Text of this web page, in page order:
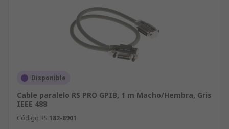
Disponible
Cable paralelo RS PRO GPIB, 1 m Macho/Hembra, Gris
IEEE 488
Código RS 182-8901